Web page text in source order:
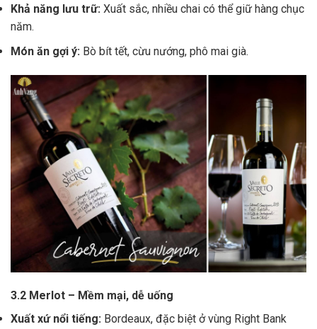
Khả năng lưu trữ: Xuất sắc, nhiều chai có thể giữ hàng chục
năm.
Món ăn gợi ý: Bò bít tết, cừu nướng, phô mai già.
3.2 Merlot – Mềm mại, dễ uống
Xuất xứ nổi tiếng: Bordeaux, đặc biệt ở vùng Right Bank